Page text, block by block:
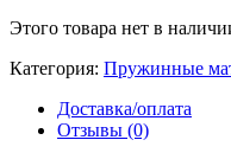
Этого товара нет в
Категория: Пружинные
Доставка/оплата
Отзывы (0)